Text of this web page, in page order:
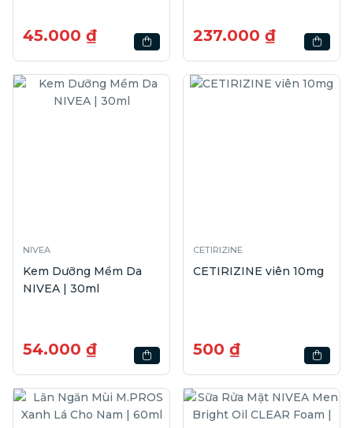
45.000 ₫ 237.000 ₫
NIVEA
Kem Dưỡng Mềm Da
NIVEA | 30ml
54.000 ₫
CETIRIZINE
CETIRIZINE viên 10mg
500 ₫